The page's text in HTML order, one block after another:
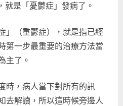
是「憂鬱症」發病了。
」（重鬱症），就是指已經
第一步最重要的治療方法當
主了。
時，病人當下對所有的訊
去解讀，所以這時候旁邊人